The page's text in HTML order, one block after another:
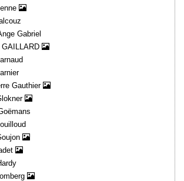
Gabriel
GAILLARD
Gauthier